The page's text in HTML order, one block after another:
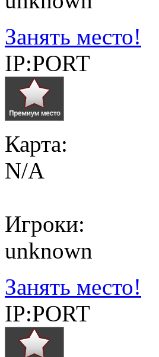
Занять место!
IP:PORT
Карта:
N/A
Игроки:
unknown
Занять место!
IP:PORT